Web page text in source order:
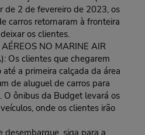
de 2 de fevereiro de 2023, os
carros retornaram à fronteira
os clientes.
NO MARINE AIR
Os clientes que chegarem
a primeira calçada da área
de aluguel de carros para
O ônibus da Budget levará os
onde os clientes irão